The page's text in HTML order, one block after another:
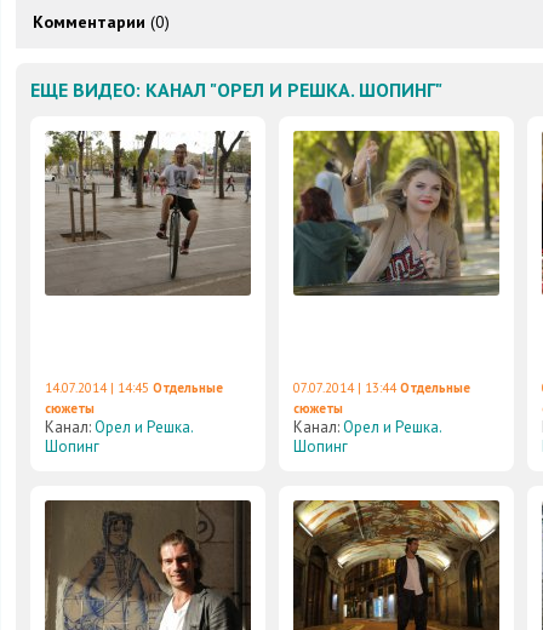
Комментарии (0)
ЕЩЕ ВИДЕО: КАНАЛ "ОРЕЛ И РЕШКА. ШОПИНГ"
14.07.2014 | 14:45 Отдельные
сюжеты
Канал:Орел и Решка.
Шопинг
07.07.2014 | 13:44 Отдельные
сюжеты
Канал:Орел и Решка.
Шопинг